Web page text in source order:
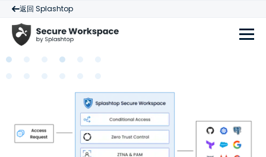
返回 Splashtop